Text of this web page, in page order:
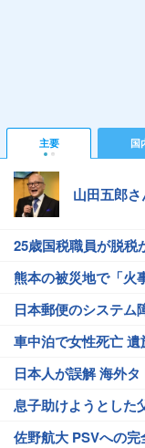
主要 国
山田五郎
25歳国税職員が脱税
熊本の被災地で「火
日本郵便のシステム
車中泊で女性死亡 遺
日本人が誤解 海外
息子助けようとした
佐野航大 PSVへの